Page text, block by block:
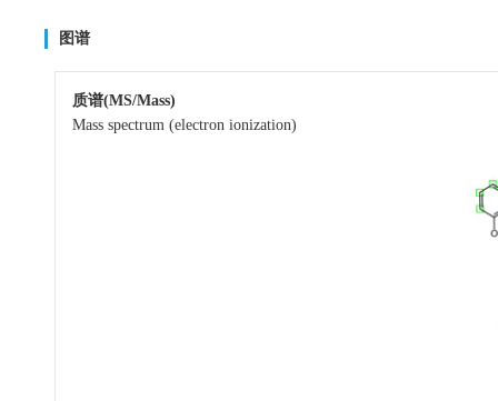
图谱
质谱(MS/Mass)
Mass spectrum (electron ionization)